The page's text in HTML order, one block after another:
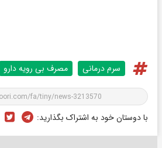
سرم درمانی مصرف بی رویه دارو
با دوستان خود به اشتراک بگذارید: